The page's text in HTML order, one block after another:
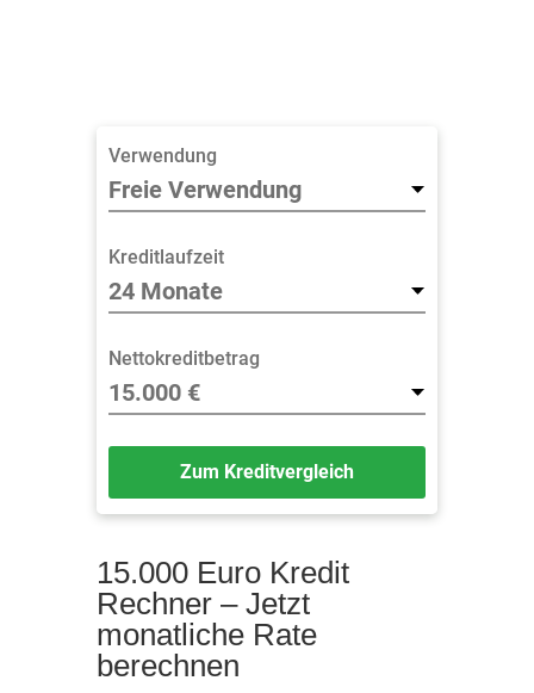
Verwendung
Kreditlaufzeit
Nettokreditbetrag
Zum Kreditvergleich
15.000 Euro Kredit
Rechner – Jetzt
monatliche Rate
berechnen